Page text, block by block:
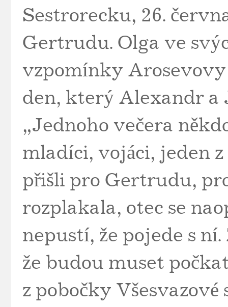
Sestrorecku, 26.
Gertrudu. Olga ve
vzpomínky
den, který Alexandr a
„Jednoho večera
mladíci, vojáci, jeden
přišli pro Gertrudu,
rozplakala, otec se
nepustí, že pojede s
že budou muset
z pobočky